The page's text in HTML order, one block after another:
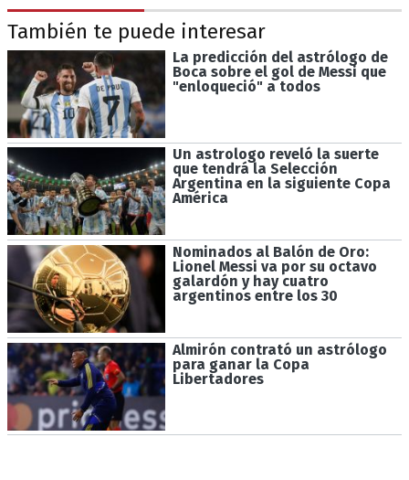
También te puede interesar
La predicción del astrólogo de
Boca sobre el gol de Messi que
"enloqueció" a todos
Un astrologo reveló la suerte
que tendrá la Selección
Argentina en la siguiente Copa
América
Nominados al Balón de Oro:
Lionel Messi va por su octavo
galardón y hay cuatro
argentinos entre los 30
Almirón contrató un astrólogo
para ganar la Copa
Libertadores